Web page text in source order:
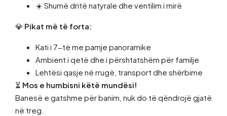
☀️ Shumë dritë natyrale dhe ventilim i mirë
💎 Pikat më të forta:
Kati i 7-të me pamje panoramike
Ambient i qetë dhe i përshtatshëm për familje
Lehtësi qasje në rrugë, transport dhe shërbime
⏳ Mos e humbisni këtë mundësi!
Banesë e gatshme për banim, nuk do të qëndrojë gjatë
në treg.